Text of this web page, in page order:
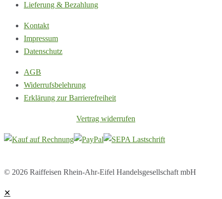
Lieferung & Bezahlung
Kontakt
Impressum
Datenschutz
AGB
Widerrufsbelehrung
Erklärung zur Barrierefreiheit
Vertrag widerrufen
© 2026 Raiffeisen Rhein-Ahr-Eifel Handelsgesellschaft mbH
✕